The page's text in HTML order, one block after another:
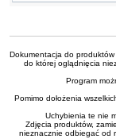
Dokumentacja do
do której oglądnięcia
Program
Pomimo dołożenia
Uchybienia te nie
Zdjęcia produktów,
nieznacznie odbiegać od